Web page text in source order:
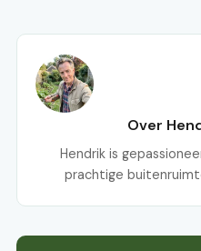
Over
Hendrik is
prachtige